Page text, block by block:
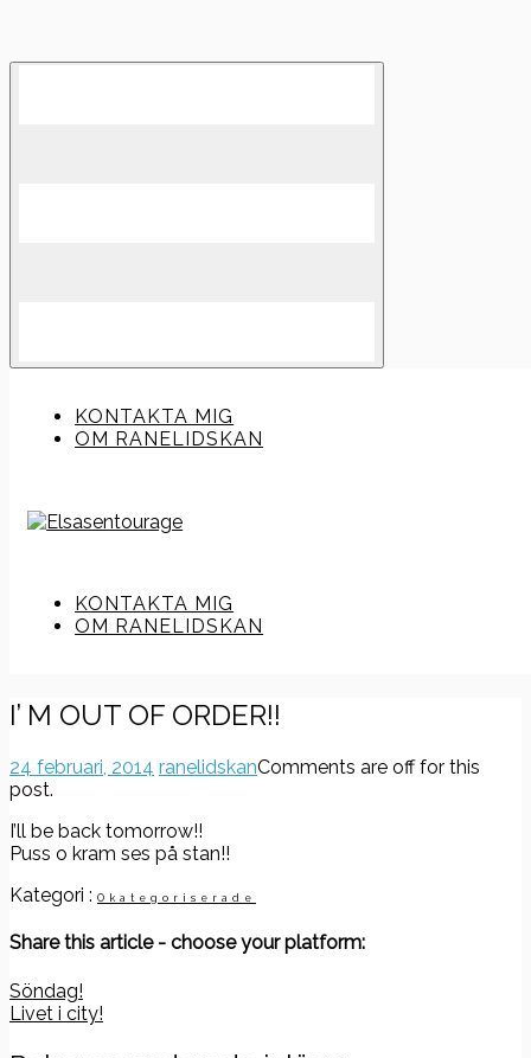
Skip
KONTAKTA MIG
OM RANELIDSKAN
KONTAKTA MIG
OM RANELIDSKAN
I’ M OUT OF ORDER!!
24 februari, 2014 ranelidskanComments are off for this
post.
I’ll be back tomorrow!!
Puss o kram ses på stan!!
Kategori : Okategoriserade
Share this article - choose your platform:
Inläggsnavigering
Söndag!
Livet i city!